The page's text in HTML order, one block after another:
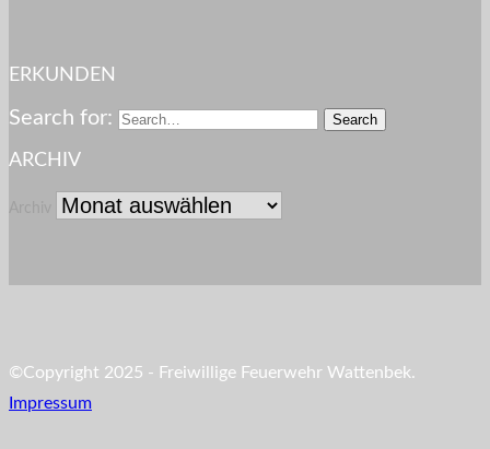
ERKUNDEN
Search for:
ARCHIV
©Copyright 2025 - Freiwillige Feuerwehr Wattenbek.
Impressum